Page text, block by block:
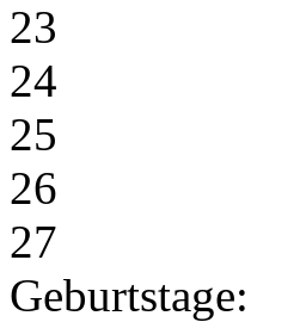
23
24
25
26
27
Geburtstage: